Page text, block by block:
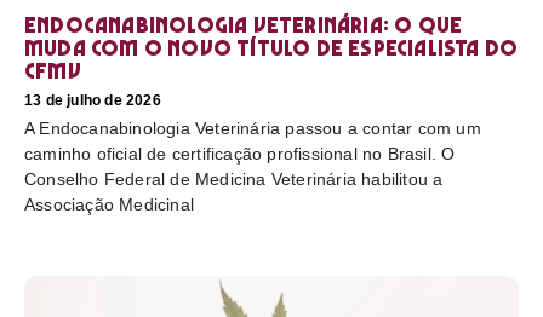
Endocanabinologia Veterinária: o que
muda com o novo título de especialista do
CFMV
13 de julho de 2026
A Endocanabinologia Veterinária passou a contar com um
caminho oficial de certificação profissional no Brasil. O
Conselho Federal de Medicina Veterinária habilitou a
Associação Medicinal